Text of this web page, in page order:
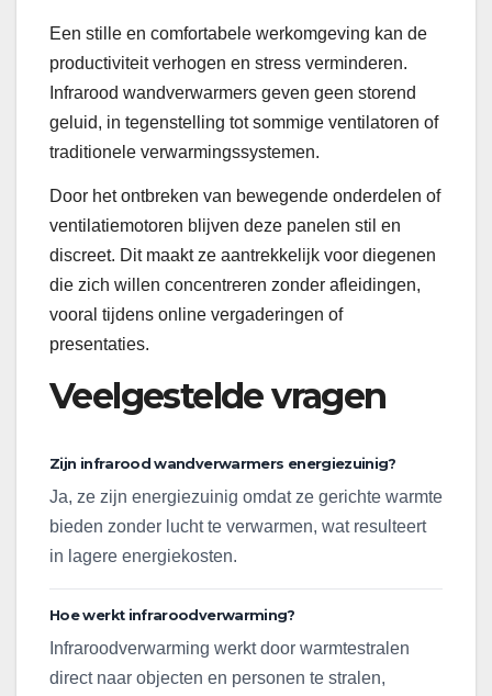
Een stille en comfortabele werkomgeving kan de
productiviteit verhogen en stress verminderen.
Infrarood wandverwarmers geven geen storend
geluid, in tegenstelling tot sommige ventilatoren of
traditionele verwarmingssystemen.
Door het ontbreken van bewegende onderdelen of
ventilatiemotoren blijven deze panelen stil en
discreet. Dit maakt ze aantrekkelijk voor diegenen
die zich willen concentreren zonder afleidingen,
vooral tijdens online vergaderingen of
presentaties.
Veelgestelde vragen
Zijn infrarood wandverwarmers energiezuinig?
Ja, ze zijn energiezuinig omdat ze gerichte warmte
bieden zonder lucht te verwarmen, wat resulteert
in lagere energiekosten.
Hoe werkt infraroodverwarming?
Infraroodverwarming werkt door warmtestralen
direct naar objecten en personen te stralen,